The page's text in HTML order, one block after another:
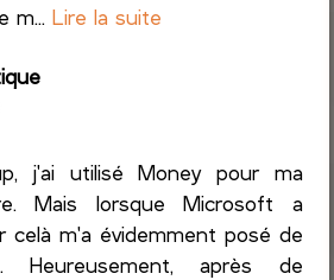
m...Lire la suite
j'ai utilisé Money pour ma
Mais lorsque Microsoft a
celà m'a évidemment posé de
Heureusement, après de